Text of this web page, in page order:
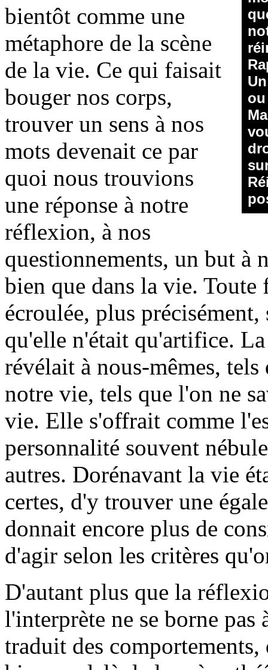
bientôt comme une
métaphore de la scène
de la vie. Ce qui faisait
bouger nos corps,
trouver un sens à nos
mots devenait ce par
quoi nous trouvions
une réponse à notre
réflexion, à nos
questionnements, un but à
bien que dans la vie. Toute
écroulée, plus
qu'elle n'était qu'artifice.
révélait à nous-mêmes, tels
notre vie, tels que l'on ne
vie. Elle s'offrait comme
personnalité souvent
autres. Dorénavant la vie
certes, d'y trouver une
donnait encore plus de
d'agir selon les critères
D'autant plus que la
l'interprète ne se borne
traduit des